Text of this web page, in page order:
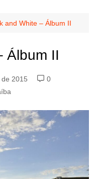
and White – Álbum II
Álbum II
2015
0